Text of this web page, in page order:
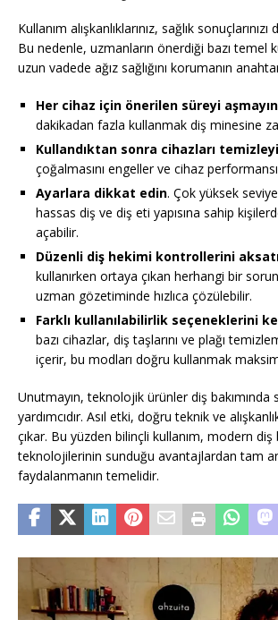
Kullanım alışkanlıklarınız, sağlık
Bu nedenle, uzmanların önerdiği bazı temel
uzun vadede ağız sağlığını korumanın
Her cihaz için önerilen süreyi aşmayın
dakikadan fazla kullanmak diş minesine
Kullandıktan sonra cihazları
çoğalmasını engeller ve cihaz
Ayarlara dikkat edin. Çok yüksek
hassas diş ve diş eti yapısına sahip
açabilir.
Düzenli diş hekimi kontrollerini
kullanırken ortaya çıkan herhangi bir
uzman gözetiminde hızlıca çözülebilir.
Farklı kullanılabilirlik seçeneklerini
bazı cihazlar, diş taşlarını ve plağı
içerir, bu modları doğru kullanmak
Unutmayın, teknolojik ürünler diş bakımında
yardımcıdır. Asıl etki, doğru teknik ve
çıkar. Bu yüzden bilinçli kullanım, modern diş
teknolojilerinin sunduğu avantajlardan tam
faydalanmanın temelidir.